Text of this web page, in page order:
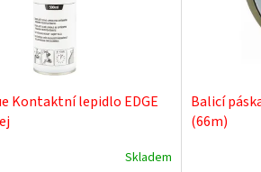
Kontaktní lepidlo EDGE
Skladem
Balicí
(66m)